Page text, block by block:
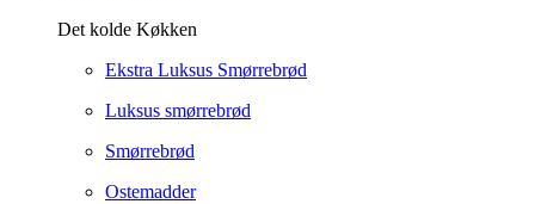
Det kolde Køkken
Ekstra Luksus Smørrebrød
Luksus smørrebrød
Smørrebrød
Ostemadder